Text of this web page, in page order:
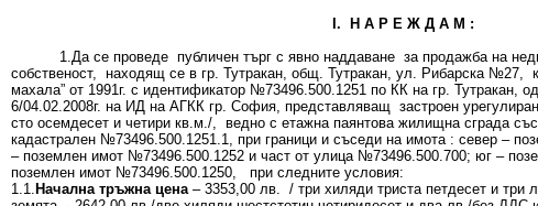
І.
Н А Р Е Ж Д А М :
1.Да се проведе публичен търг с явно наддаване за продажба на
собственост, находящ се в гр. Тутракан, общ. Тутракан, ул. Рибарска №27,
махала” от 1991г. с идентификатор №73496.500.1251 по КК на гр. Тутракан,
6/04.02.2008г. на ИД на АГКК гр. София, представляващ застроен
сто осемдесет и четири кв.м./, ведно с етажна паянтова жилищна сграда
кадастрален №73496.500.1251.1, при граници и съседи на имота : север –
– поземлен имот №73496.500.1252 и част от улица №73496.500.700; юг –
поземлен имот №73496.500.1250, при следните условия:
1.1. Начална тръжна цена– 3353,00 лв. / три хиляди триста петдесет и три